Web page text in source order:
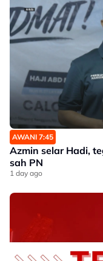
AWANI 7:45
Azmin selar Hadi,
sah PN
1 day ago